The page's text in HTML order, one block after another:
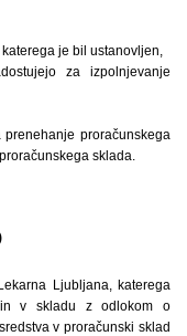
je bil ustanovljen,
za izpolnjevanje
proračunskega
sklada.
Ljubljana, katerega
in v skladu z odlokom o
v proračunski sklad